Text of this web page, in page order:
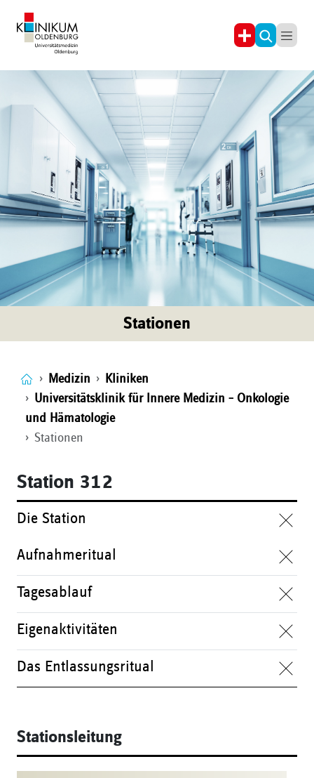
Stationen
Medizin
Kliniken
Universitätsklinik für Innere Medizin – Onkologie
und Hämatologie
Stationen
Station 312
Die Station
Aufnahmeritual
Tagesablauf
Eigenaktivitäten
Das Entlassungsritual
Stationsleitung